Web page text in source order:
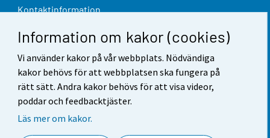
Information om kakor (cookies)
Vi använder kakor på vår webbplats. Nödvändiga
kakor behövs för att webbplatsen ska fungera på
rätt sätt. Andra kakor behövs för att visa videor,
poddar och feedbacktjäster.
Läs mer om kakor.
Kontaktinformation
Respons
Användarvillkor
Dataskydd
Tillgänglighet